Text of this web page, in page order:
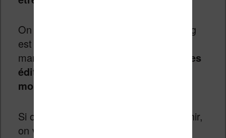
On peut penser que Pearson Publishing
est une exception (en raison de son
marché assez spécifique), mais
tous les
éditeurs sont concernés à plus ou
moins long terme
Si on s’arrête trois minutes pour réfléchir,
on voit que tout peut arriver.